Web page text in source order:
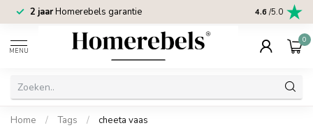
2 jaarHomerebels garantie 4.6 /5.0
MENU
0
Home / Tags / cheeta vaas